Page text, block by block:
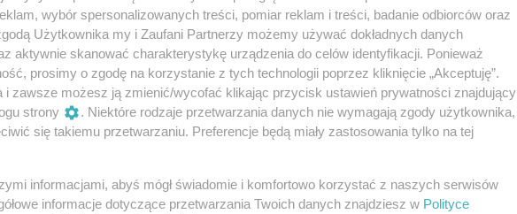
pierwszych dni kwietnia najbardziej
twórczyni Magdy Lipiejko. Używająca
Miller, artystka (nie bójmy się tego określenia) wielu
realizacje, których premierowy pokaz miał miejsce
Który z dwóch cykli tamże przedstawionych zobaczą
wybór spersonalizowanych treści, pomiar reklam i treści, badanie odbiorców oraz
Użytkownika my i Zaufani Partnerzy możemy używać dokładnych danych
aktywnie skanować charakterystykę urządzenia do celów identyfikacji. Ponieważ
prosimy o zgodę na korzystanie z tych technologii poprzez kliknięcie „Akceptuję”.
i zawsze możesz ją zmienić/wycofać klikając przycisk ustawień prywatności znajdujący
strony
. Niektóre rodzaje przetwarzania danych nie wymagają zgody użytkownika,
się takiemu przetwarzaniu. Preferencje będą miały zastosowania tylko na tej
informacjami, abyś mógł świadomie i komfortowo korzystać z naszych serwisów
informacje dotyczące przetwarzania Twoich danych znajdziesz w Polityce